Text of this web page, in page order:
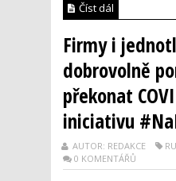
Číst dál
Firmy i
dobrovolně
překonat
iniciativu
AUTOR: REDAKCE
0 KOMENTÁŘŮ